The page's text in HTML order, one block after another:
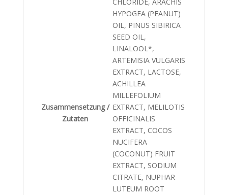
Zusammensetzung /
Zutaten
CHLORIDE, ARACHIS
HYPOGEA (PEANUT)
OIL, PINUS SIBIRICA
SEED OIL,
LINALOOL*,
ARTEMISIA VULGARIS
EXTRACT, LACTOSE,
ACHILLEA
MILLEFOLIUM
EXTRACT, MELILOTIS
OFFICINALIS
EXTRACT, COCOS
NUCIFERA
(COCONUT) FRUIT
EXTRACT, SODIUM
CITRATE, NUPHAR
LUTEUM ROOT